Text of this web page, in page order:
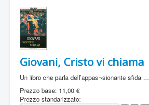
Giovani, Cristo vi chiama
Un libro che parla dell’appas¬sionante sfida ...
Prezzo base: 11,00 €
Prezzo standarizzato: